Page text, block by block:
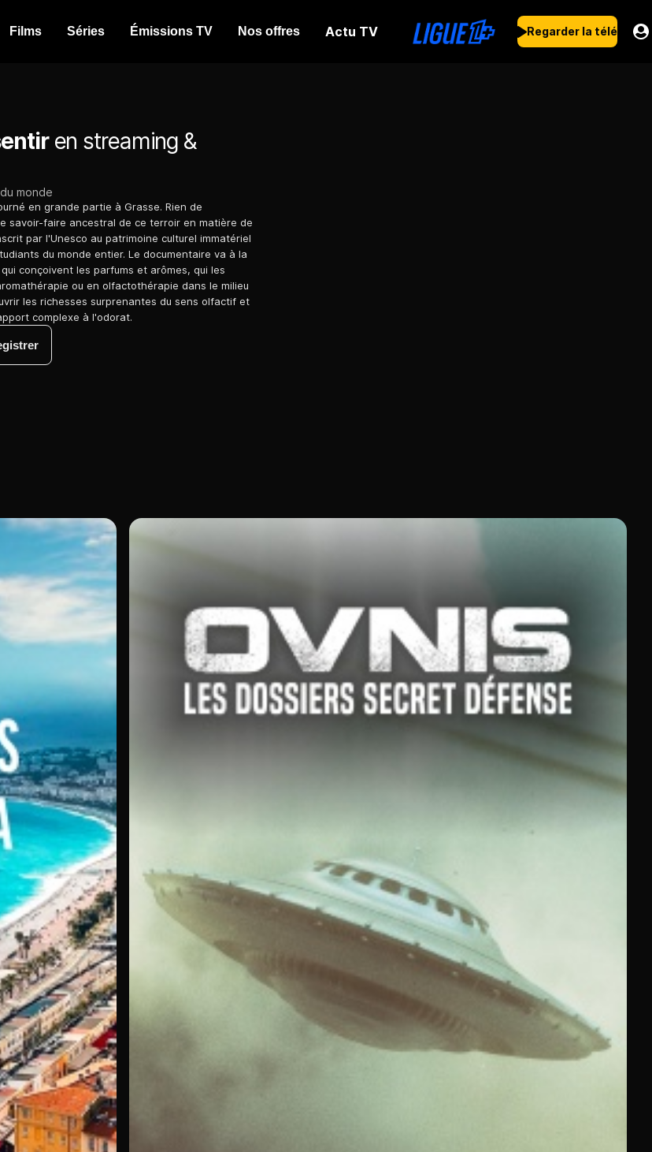
Films Séries Émissions TV Nos offres Actu TV Regarder la télé
en streaming &
monde
en grande partie à Grasse. Rien de
savoir-faire ancestral de ce terroir en matière de
par l'Unesco au patrimoine culturel immatériel
du monde entier. Le documentaire va à la
conçoivent les parfums et arômes, qui les
ou en olfactothérapie dans le milieu
les richesses surprenantes du sens olfactif et
complexe à l'odorat.